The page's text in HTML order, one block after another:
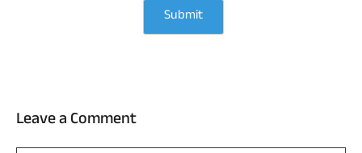
Leave a Comment